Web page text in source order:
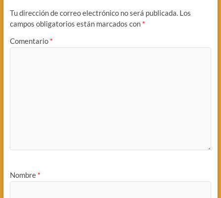
Tu dirección de correo electrónico no será publicada. Los
campos obligatorios están marcados con *
Comentario *
Nombre *